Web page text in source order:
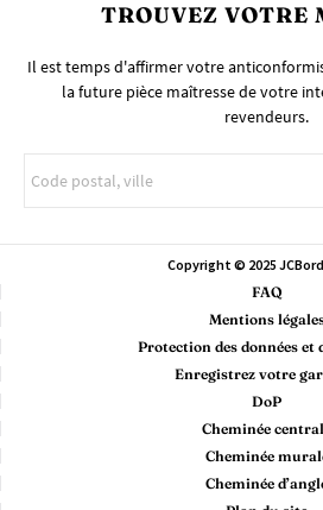
TROUVEZ VOTRE
Il est temps d'affirmer votre
la future pièce maîtresse de votre
revendeurs.
Copyright © 2025
FAQ
Mentions
Protection des données et
Enregistrez votre
DoP
Cheminée
Cheminée
Cheminée